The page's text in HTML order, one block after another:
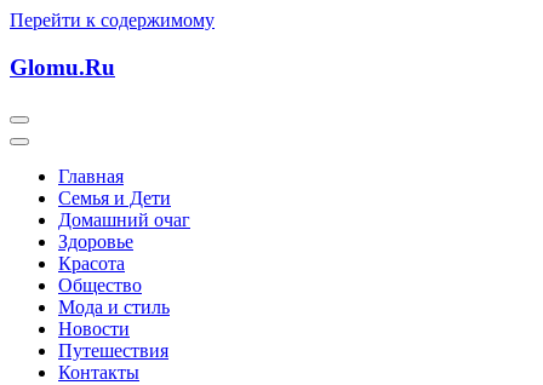
Перейти к содержимому
Glomu.Ru
Главная
Семья и Дети
Домашний очаг
Здоровье
Красота
Общество
Мода и стиль
Новости
Путешествия
Контакты